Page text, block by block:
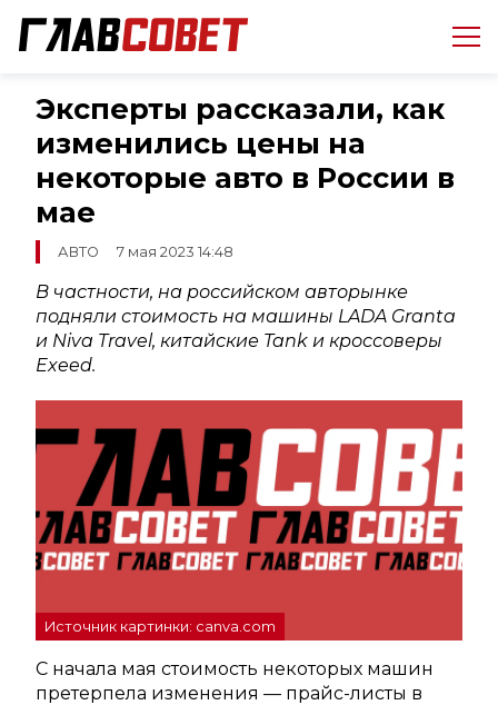
Эксперты рассказали, как
изменились цены на
некоторые авто в России в
мае
АВТО 7 мая 2023 14:48
В частности, на российском авторынке
подняли стоимость на машины LADA Granta
и Niva Travel, китайские Tank и кроссоверы
Exeed.
Источник картинки: canva.com
С начала мая стоимость некоторых машин
претерпела изменения — прайс-листы в